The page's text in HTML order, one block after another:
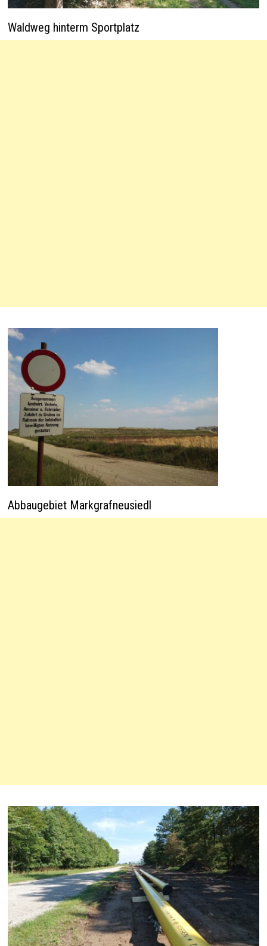
Waldweg hinterm Sportplatz
Abbaugebiet Markgrafneusiedl